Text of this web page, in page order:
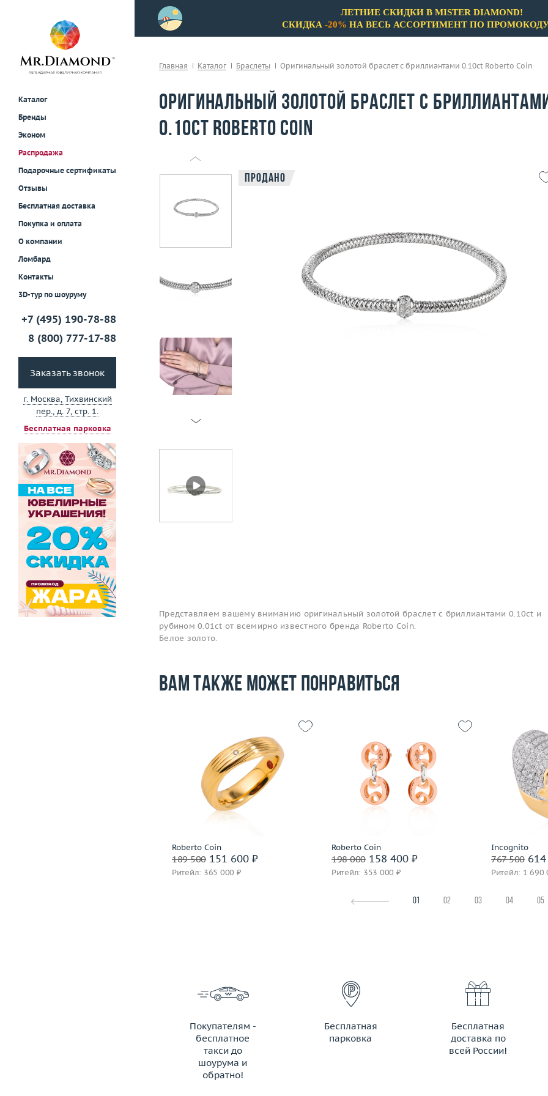
Каталог
Бренды
Эконом
Распродажа
Подарочные сертификаты
Отзывы
Бесплатная доставка
Покупка и оплата
О компании
Ломбард
Контакты
3D-тур по шоуруму
+7 (495) 190-78-88
8 (800) 777-17-88
Заказать звонок
г. Москва, Тихвинский
пер., д. 7, стр. 1.
Бесплатная парковка
примерки!
ЛЕТНИЕ СКИДКИ В MISTER DIAMOND!
СКИДКА -20% НА ВЕСЬ АССОРТИМЕНТ ПО
Главная Каталог Браслеты Оригинальный золотой браслет с бриллиантами 0.10ct Roberto Coin
Оригинальный золотой браслет с
0.10ct Roberto Coin
Продано
Представляем вашему вниманию оригинальный золотой браслет с бриллиантами 0.10ct и
рубином 0.01ct от всемирно известного бренда Roberto Coin.
Белое золото.
Вам также может понравиться
Roberto Coin
189 500151 600 ₽
Ритейл: 365 000 ₽
17.25
Материал
золото 750 пробы
Подробнее
Roberto Coin
198 000158 400 ₽
Ритейл: 353 000 ₽
Материал
золото 750 пробы
Подробнее
Incognito
767 500614
Ритейл: 1 690
Размер
Вес (г)
Материал
01 02 03 04 05
Покупателям -
бесплатное
такси до
шоурума и
обратно!
ЗАКАЗАТЬ ТАКСИ
Бесплатная
парковка
Бесплатная
доставка по
всей России!